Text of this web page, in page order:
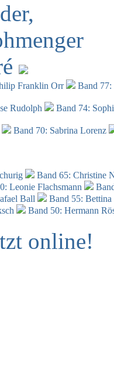
Franklin Orr
Band
Rudolph
Band 74:
Band 70: Sabrina Lorenz
Band 65: Christine
Leonie Flachsmann
Ball
Band 55:
Band 50: Hermann
online!